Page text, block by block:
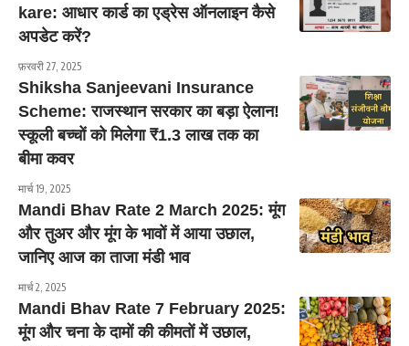
kare: आधार कार्ड का एड्रेस ऑनलाइन कैसे
अपडेट करें?
फ़रवरी 27, 2025
Shiksha Sanjeevani Insurance
Scheme: राजस्थान सरकार का बड़ा ऐलान!
स्कूली बच्चों को मिलेगा ₹1.3 लाख तक का
बीमा कवर
मार्च 19, 2025
Mandi Bhav Rate 2 March 2025: मूंग
और तुअर और मूंग के भावों में आया उछाल,
जानिए आज का ताजा मंडी भाव
मार्च 2, 2025
Mandi Bhav Rate 7 February 2025:
मूंग और चना के दामों की कीमतों में उछाल,